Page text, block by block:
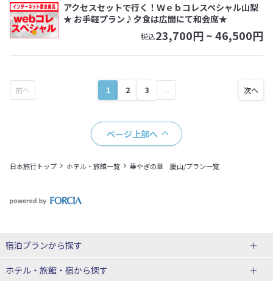
アクセスセットで行く！Ｗｅｂコレスペシャル山梨
★ お手軽プラン♪夕食は広間にて和会席★
税込23,700円 ~46,500円
1 2 3 ...
ページ上部へ
日本旅行トップ ホテル・旅館一覧 華やぎの章 慶山/プラン一覧
宿泊プランから探す
北海道
ホテル・旅館・宿から探す